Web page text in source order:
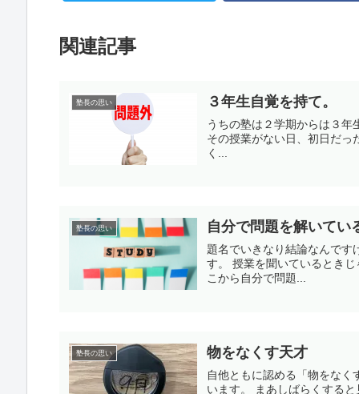
関連記事
塾長の思い ３年生自覚を持て。
うちの塾は２学期からは３
その授業がない日、初日だっ
く...
塾長の思い 自分で問題を解いてい
題名でいきなり結論なんです
す。 授業を聞いているとき
こから自分で問題...
塾長の思い 物をなくす天才
自他ともに認める「物をな
います。 まあしばらくする